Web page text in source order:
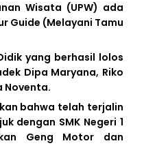
Wisata (UPW) ada
Guide (Melayani Tamu
yang berhasil lolos
Dipa Maryana, Riko
Noventa.
bahwa telah terjalin
dengan SMK Negeri 1
Geng Motor dan